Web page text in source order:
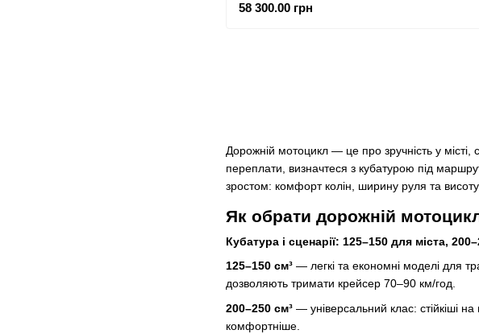
Дорожній мотоцикл — це про зручність у місті,
переплати, визначтеся з кубатурою під
зростом: комфорт колін, ширину руля та висоту
Як обрати дорожній
Кубатура і сценарії: 125–150 для міста,
125–150 см³ — легкі та економні моделі для
дозволяють тримати крейсер 70–90 км/год.
200–250 см³ — універсальний клас: стійкіші на
комфортніше.
58 300.00 грн